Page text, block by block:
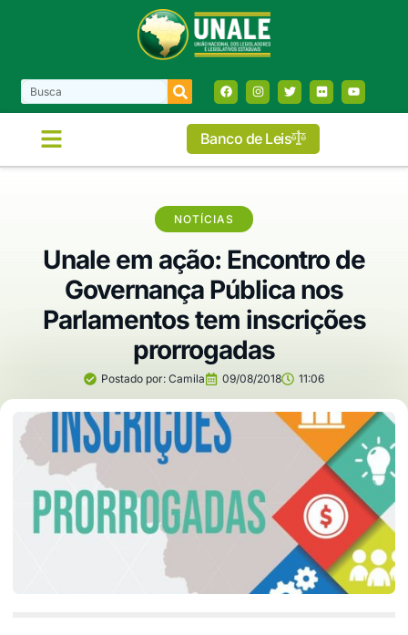
Banco de Leis
NOTÍCIAS
Unale em ação: Encontro de
Governança Pública nos
Parlamentos tem inscrições
prorrogadas
Postado por: Camila 09/08/2018 11:06